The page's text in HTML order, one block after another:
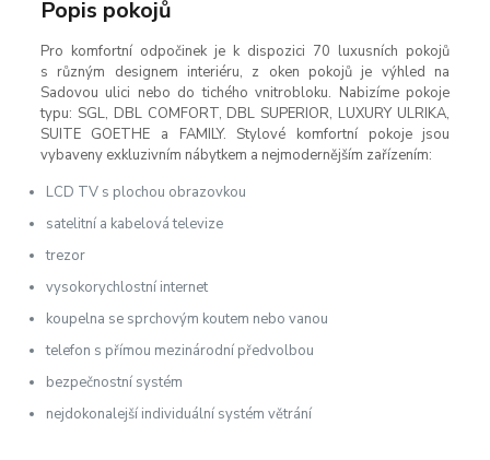
Popis pokojů
Pro komfortní odpočinek je k dispozici 70 luxusních pokojů
s různým designem interiéru, z oken pokojů je výhled na
Sadovou ulici nebo do tichého vnitrobloku. Nabizíme pokoje
typu: SGL, DBL COMFORT, DBL SUPERIOR, LUXURY ULRIKA,
SUITE GOETHE a FAMILY.Stylové komfortní pokoje jsou
vybaveny exkluzivním nábytkem a nejmodernějším zařízením:
LCD TV s plochou obrazovkou
satelitní a kabelová televize
trezor
vysokorychlostní internet
koupelna se sprchovým koutem nebo vanou
telefon s přímou mezinárodní předvolbou
bezpečnostní systém
nejdokonalejší individuální systém větrání